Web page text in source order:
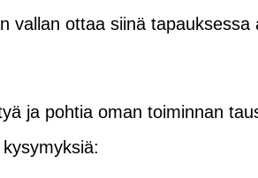
vallan ottaa siinä
ja pohtia oman toiminnan